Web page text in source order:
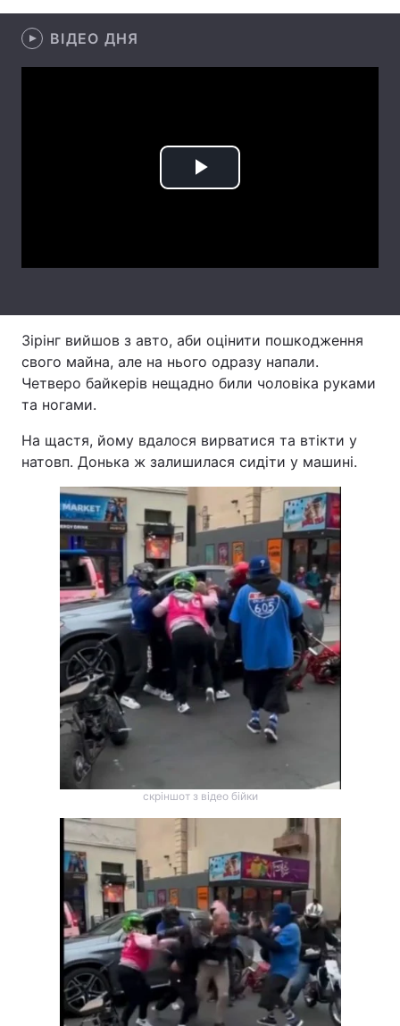
Цікавинки
Екологія Регіони
Послуги
Тема оформлення
ВІДЕО ДНЯ
Play
Зірінг вийшов з авто, аби оцінити пошкодження
свого майна, але на нього одразу напали.
Четверо байкерів нещадно били чоловіка руками
та ногами.
На щастя, йому вдалося вирватися та втікти у
натовп. Донька ж залишилася сидіти у машині.
скріншот з відео бійки